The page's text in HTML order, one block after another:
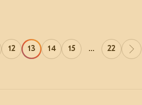
12 13 14 15 ... 22